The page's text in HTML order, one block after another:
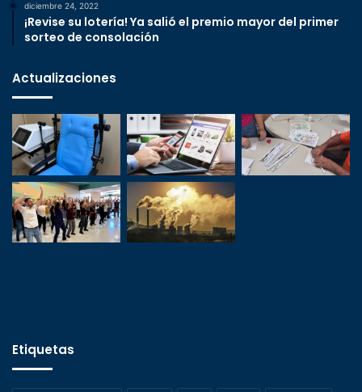
diciembre 24, 2022
¡Revise su lotería! Ya salió el premio mayor del primer
sorteo de consolación
Actualizaciones
Etiquetas